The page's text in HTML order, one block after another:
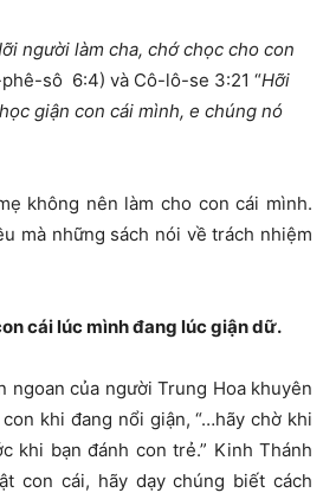
người làm cha, chớ chọc cho con
phê-sô 6:4) và Cô-lô-se 3:21 “Hỡi
giận con cái mình, e chúng nó
không nên làm cho con cái mình.
mà những sách nói về trách nhiệm
cái lúc mình đang lúc giận dữ.
ngoan của người Trung Hoa khuyên
khi đang nổi giận, “…hãy chờ khi
khi bạn đánh con trẻ.” Kinh Thánh
con cái, hãy dạy chúng biết cách